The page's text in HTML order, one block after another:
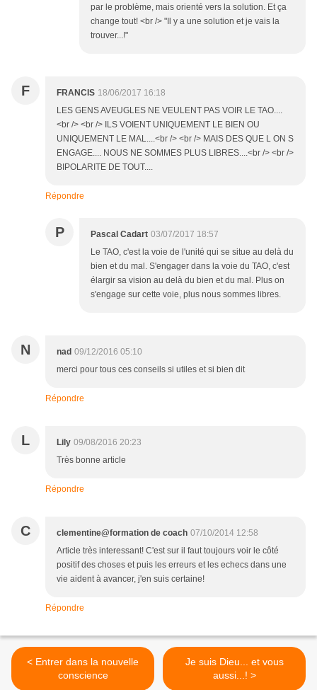
par le problème, mais orienté vers la solution. Et ça
change tout! <br /> "Il y a une solution et je vais la
trouver...!"
F FRANCIS 18/06/2017 16:18
LES GENS AVEUGLES NE VEULENT PAS VOIR LE TAO....
<br /> <br /> ILS VOIENT UNIQUEMENT LE BIEN OU
UNIQUEMENT LE MAL....<br /> <br /> MAIS DES QUE L ON S
ENGAGE.... NOUS NE SOMMES PLUS LIBRES....<br /> <br />
BIPOLARITE DE TOUT....
Répondre
P Pascal Cadart 03/07/2017 18:57
Le TAO, c'est la voie de l'unité qui se situe au delà du
bien et du mal. S'engager dans la voie du TAO, c'est
élargir sa vision au delà du bien et du mal. Plus on
s'engage sur cette voie, plus nous sommes libres.
N nad 09/12/2016 05:10
merci pour tous ces conseils si utiles et si bien dit
Répondre
L Lily 09/08/2016 20:23
Très bonne article
Répondre
C clementine@formation de coach 07/10/2014 12:58
Article très interessant! C'est sur il faut toujours voir le côté
positif des choses et puis les erreurs et les echecs dans une
vie aident à avancer, j'en suis certaine!
Répondre
< Entrer dans la nouvelle
conscience
Je suis Dieu... et vous
aussi...! >